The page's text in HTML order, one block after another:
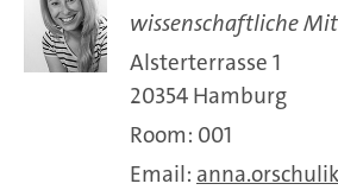
wissenschaftliche
Alsterterrasse 1
20354 Hamburg
Room: 001
Email: anna.orschulik